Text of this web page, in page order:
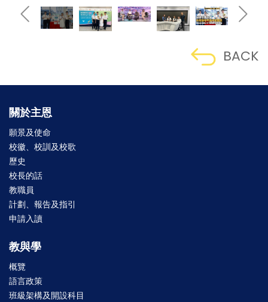
BACK
關於主恩
願景及使命
校徽、校訓及校歌
歷史
校長的話
教職員
計劃、報告及指引
申請入讀
教與學
概覽
語言政策
班級架構及開設科目